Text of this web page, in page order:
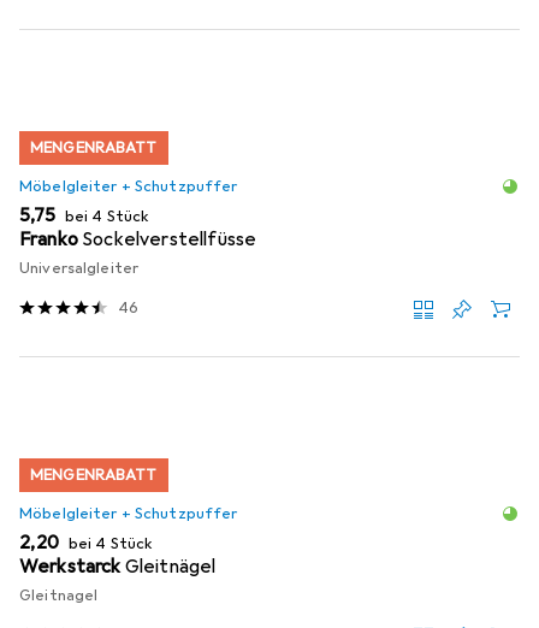
MENGENRABATT
Möbelgleiter + Schutzpuffer
EUR
5,75 bei 4 Stück
Franko Sockelverstellfüsse
Universalgleiter
46
MENGENRABATT
Möbelgleiter + Schutzpuffer
EUR
2,20 bei 4 Stück
WerkstarckGleitnägel
Gleitnagel